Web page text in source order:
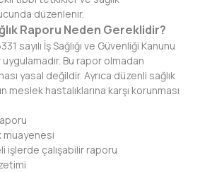
düzenlenir.
Raporu Neden Gereklidir?
sayılı İş Sağlığı ve Güvenliği Kanunu
Bu rapor olmadan
yasal değildir. Ayrıca düzenli sağlık
meslek hastalıklarına karşı korunması
muayenesi
işlerde çalışabilir raporu